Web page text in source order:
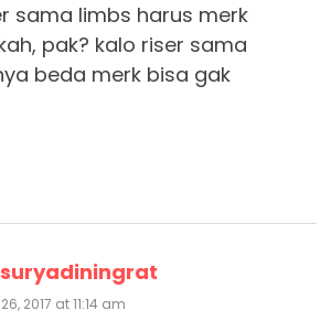
sama limbs harus merk
pak? kalo riser sama
beda merk bisa gak
2017 at 11:14 am